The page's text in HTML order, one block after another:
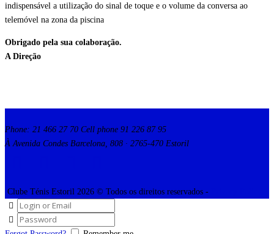
indispensável a utilização do sinal de toque e o volume da conversa ao
telemóvel na zona da piscina
Obrigado pela sua colaboração.
A Direção
Phone: 21 466 27 70 Cell phone 91 226 87 95
À Avenida Condes Barcelona, 808 · 2765-470 Estoril
Clube Ténis Estoril 2026 © Todos os direitos reservados -